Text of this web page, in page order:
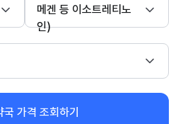
메겐 등 이소트레티노
인)
가격 조회하기